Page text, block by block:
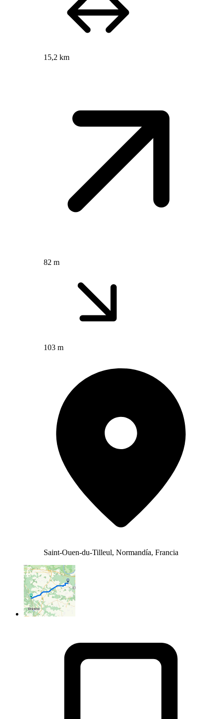
15,2 km
82 m
103 m
Saint-Ouen-du-Tilleul, Normandía, Francia